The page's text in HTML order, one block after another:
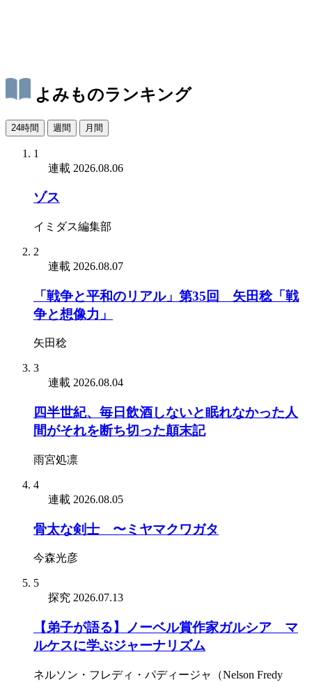
よみものランキング
24時間 週間 月間
1
連載 2026.08.06
ゾス
イミダス編集部
2
連載 2026.08.07
「戦争と平和のリアル」第35回 矢田稔「戦
争と想像力」
矢田稔
3
連載 2026.08.04
四半世紀、毎日飲酒しないと眠れなかった人
間がそれを断ち切った顛末記
雨宮処凛
4
連載 2026.08.05
骨太な剣士 〜ミヤマクワガタ
今森光彦
5
探究 2026.07.13
【弟子が語る】ノーベル賞作家ガルシア゠マ
ルケスに学ぶジャーナリズム
ネルソン・フレディ・パディージャ（Nelson Fredy